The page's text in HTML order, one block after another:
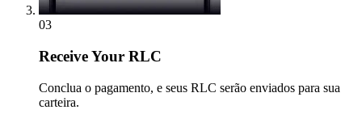
03
ReceiveYour RLC
Conclua o pagamento, e seus RLC serão enviados para sua
carteira.